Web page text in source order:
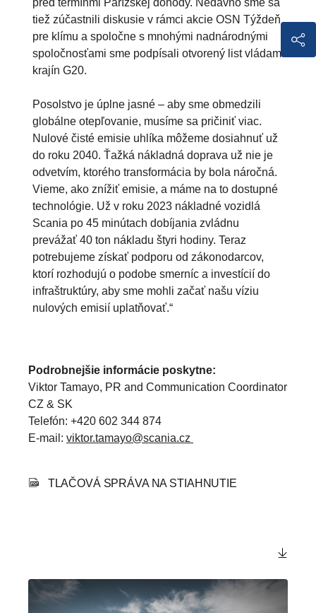
tiež zúčastnili diskusie v rámci akcie OSN Týždeň
pre klímu a spoločne s mnohými nadnárodnými
spoločnosťami sme podpísali otvorený list vládam
krajín G20.
Posolstvo je úplne jasné – aby sme obmedzili
globálne otepľovanie, musíme sa pričiniť viac.
Nulové čisté emisie uhlíka môžeme dosiahnuť už
do roku 2040. Ťažká nákladná doprava už nie je
odvetvím, ktorého transformácia by bola náročná.
Vieme, ako znížiť emisie, a máme na to dostupné
technológie. Už v roku 2023 nákladné vozidlá
Scania po 45 minútach dobíjania zvládnu
prevážať 40 ton nákladu štyri hodiny. Teraz
potrebujeme získať podporu od zákonodarcov,
ktorí rozhodujú o podobe smerníc a investícií do
infraštruktúry, aby sme mohli začať našu víziu
nulových emisií uplatňovať.“
Podrobnejšie informácie poskytne:
Viktor Tamayo, PR and Communication Coordinator
CZ & SK
Telefón: +420 602 344 874
E-mail: viktor.tamayo@scania.cz
TLAČOVÁ SPRÁVA NA STIAHNUTIE